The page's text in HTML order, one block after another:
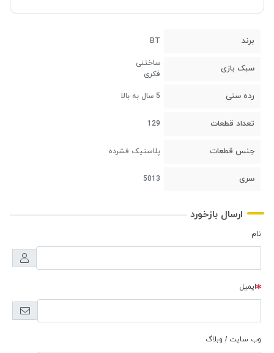
برند BT
سبک بازی
ساختنی
فکری
رده سنی 5 سال به بالا
تعداد قطعات 129
جنس قطعات پلاستیک فشرده
سری 5013
ارسال بازخورد
نام
ایمیل
وب سایت / وبلاگ